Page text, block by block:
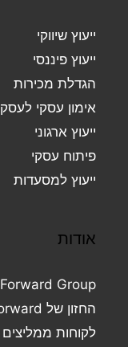
ייעוץ שיווקי
ייעוץ פיננסי
הגדלת מכירות
אימון עסקי
ייעוץ ארגוני
פיתוח עסקי
ייעוץ למסעדות
אודות
Forward Group
החזון של Forward
לקוחות ממליצים